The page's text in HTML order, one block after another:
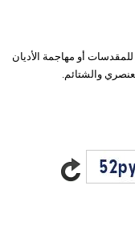
أو مهاجمة الأديان
والشتائم.